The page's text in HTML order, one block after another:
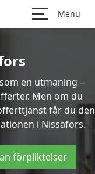
Menu
en utmaning –
Men om du
får du den
i Nissafors.
förpliktelser